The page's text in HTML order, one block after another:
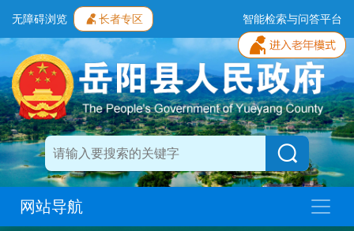
无障碍浏览 长者专区 智能检索与问答平台
网站导航